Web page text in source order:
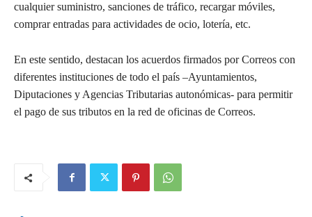
cualquier suministro, sanciones de tráfico, recargar móviles,
comprar entradas para actividades de ocio, lotería, etc.
En este sentido, destacan los acuerdos firmados por Correos con
diferentes instituciones de todo el país –Ayuntamientos,
Diputaciones y Agencias Tributarias autonómicas- para permitir
el pago de sus tributos en la red de oficinas de Correos.